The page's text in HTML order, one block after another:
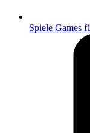
Spiele Games